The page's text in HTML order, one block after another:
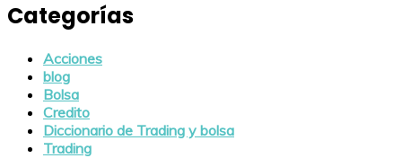
Categorías
Acciones
blog
Bolsa
Credito
Diccionario de Trading y bolsa
Trading